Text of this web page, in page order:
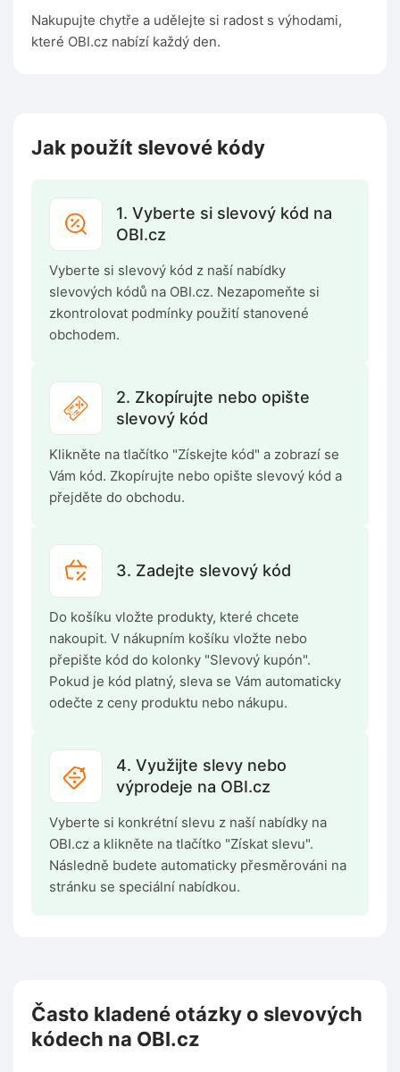
Nakupujte chytře a udělejte si radost s výhodami,
které OBI.cz nabízí každý den.
Jak použít slevové kódy
1. Vyberte si slevový kód na
OBI.cz
Vyberte si slevový kód z naší nabídky
slevových kódů na OBI.cz. Nezapomeňte si
zkontrolovat podmínky použití stanovené
obchodem.
2. Zkopírujte nebo opište
slevový kód
Klikněte na tlačítko "Získejte kód" a zobrazí se
Vám kód. Zkopírujte nebo opište slevový kód a
přejděte do obchodu.
3. Zadejte slevový kód
Do košíku vložte produkty, které chcete
nakoupit. V nákupním košíku vložte nebo
přepište kód do kolonky "Slevový kupón".
Pokud je kód platný, sleva se Vám automaticky
odečte z ceny produktu nebo nákupu.
4. Využijte slevy nebo
výprodeje na OBI.cz
Vyberte si konkrétní slevu z naší nabídky na
OBI.cz a klikněte na tlačítko "Získat slevu".
Následně budete automaticky přesměrováni na
stránku se speciální nabídkou.
Často kladené otázky o slevových
kódech na OBI.cz